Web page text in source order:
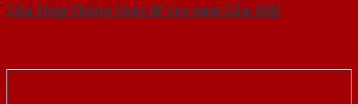
Cửa Thép Chống Cháy 2P tay nam Cửa-SGD